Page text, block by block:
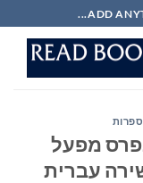
ADD
מפעל
עברית